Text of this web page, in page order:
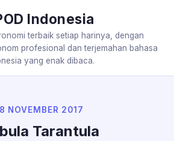
Indonesia
terbaik setiap harinya, dengan
profesional dan terjemahan bahasa
yang enak dibaca.
NOVEMBER 2017
Tarantula